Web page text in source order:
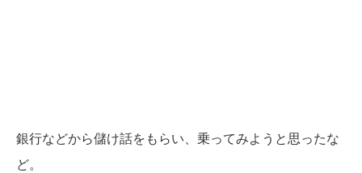
銀行などから儲け話をもらい、乗ってみようと思ったな
ど。